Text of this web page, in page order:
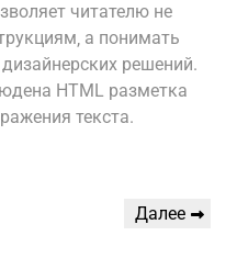
читателю не
а понимать
решений.
HTML разметка
текста.
Следующая
Далее